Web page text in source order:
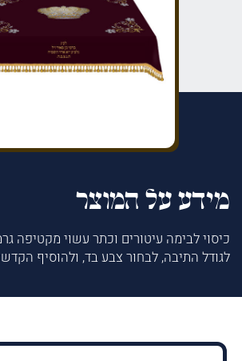
מידע על המוצר
כיסוי לבימה עיטורים וכתר עשוי מקטיפה
לגודל התיבה, לבחור צבע בד, ולהוסיף